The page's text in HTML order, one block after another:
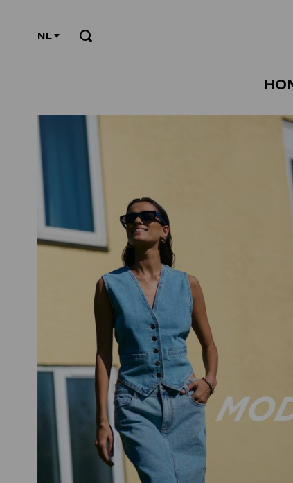
NL